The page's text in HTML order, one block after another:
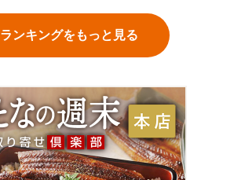
ランキングをもっと見る